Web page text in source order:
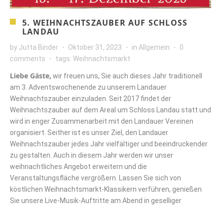
5. WEIHNACHTSZAUBER AUF SCHLOSS
LANDAU
by Jutta Binder Oktober 31, 2023 in Allgemein
0
comments
tags: Weihnachtsmarkt
Liebe Gäste, wir freuen uns, Sie auch dieses Jahr traditionell
am 3. Adventswochenende zu unserem Landauer
Weihnachtszauber einzuladen. Seit 2017 findet der
Weihnachtszauber auf dem Areal um Schloss Landau statt und
wird in enger Zusammenarbeit mit den Landauer Vereinen
organisiert. Seither ist es unser Ziel, den Landauer
Weihnachtszauber jedes Jahr vielfältiger und beeindruckender
zu gestalten. Auch in diesem Jahr werden wir unser
weihnachtliches Angebot erweitern und die
Veranstaltungsfläche vergrößern. Lassen Sie sich von
köstlichen Weihnachtsmarkt-Klassikern verführen, genießen
Sie unsere Live-Musik-Auftritte am Abend in geselliger